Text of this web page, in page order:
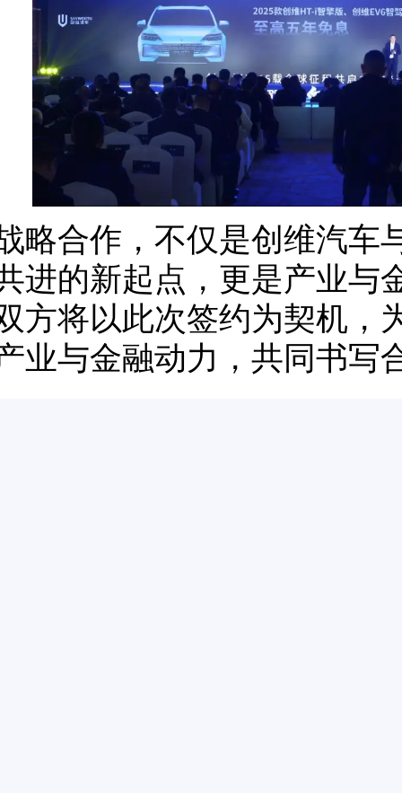
略合作，不仅是创维汽车
进的新起点，更是产业与
方将以此次签约为契机，
业与金融动力，共同书写